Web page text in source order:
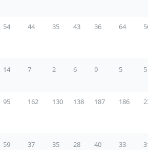
54 44 35 43 36 64
14 7 2 6 9 5 5
95 162 130 138 187 186
59 37 35 28 40 33